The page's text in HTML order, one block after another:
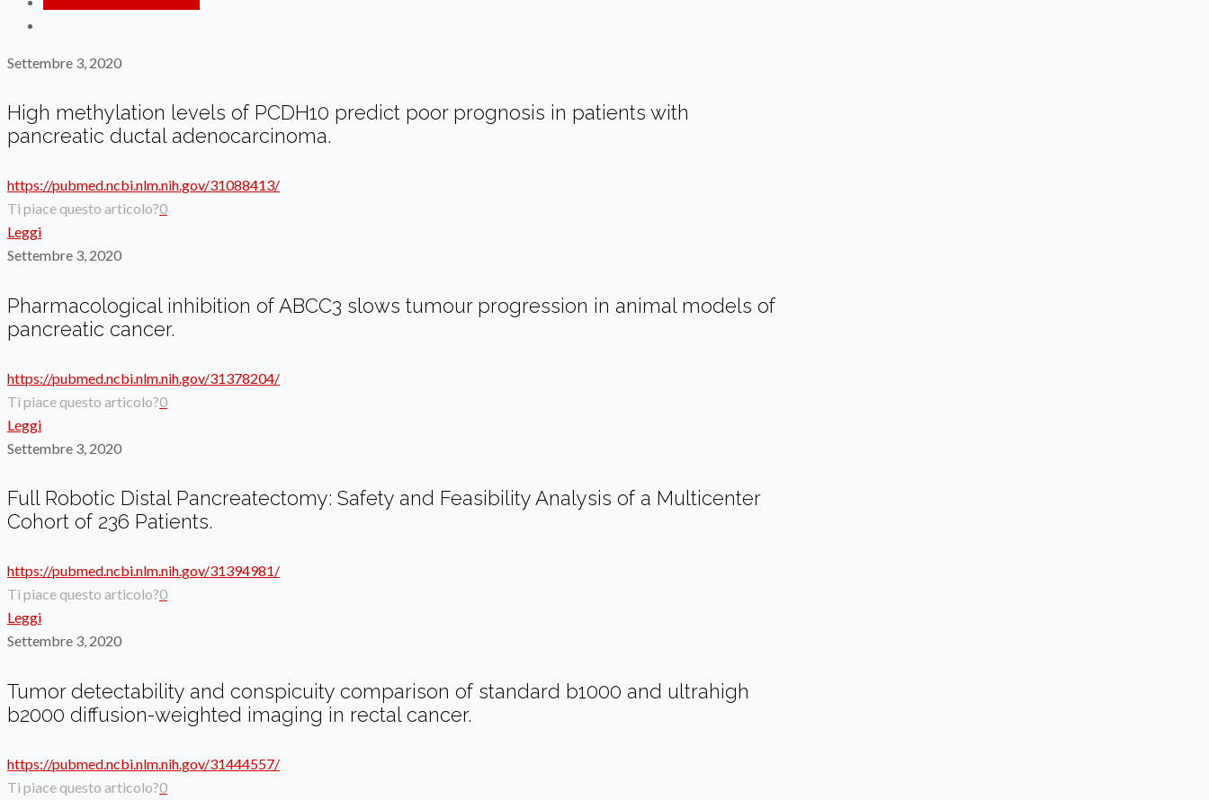
Settembre 3, 2020
High methylation levels of PCDH10 predict poor prognosis in patients with
pancreatic ductal adenocarcinoma.
https://pubmed.ncbi.nlm.nih.gov/31088413/
Ti piace questo articolo?0
Leggi
Settembre 3, 2020
Pharmacological inhibition of ABCC3 slows tumour progression in animal models of
pancreatic cancer.
https://pubmed.ncbi.nlm.nih.gov/31378204/
Ti piace questo articolo?0
Leggi
Settembre 3, 2020
Full Robotic Distal Pancreatectomy: Safety and Feasibility Analysis of a Multicenter
Cohort of 236 Patients.
https://pubmed.ncbi.nlm.nih.gov/31394981/
Ti piace questo articolo?0
Leggi
Settembre 3, 2020
Tumor detectability and conspicuity comparison of standard b1000 and ultrahigh
b2000 diffusion-weighted imaging in rectal cancer.
https://pubmed.ncbi.nlm.nih.gov/31444557/
Ti piace questo articolo?0